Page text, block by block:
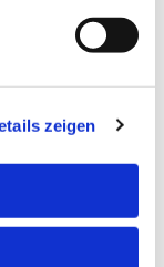
zeigen
für
persönliche
Saal beträgt
Für kleinere